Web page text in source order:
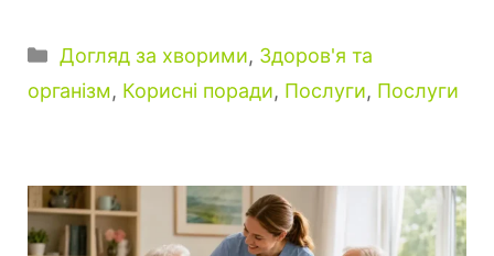
К
а
о
р
Догляд за хворими, Здоров'я та
організм, Корисні поради, Послуги, Послуги